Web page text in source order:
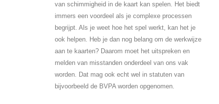
van schimmigheid in de kaart kan spelen. Het biedt
immers een voordeel als je complexe processen
begrijpt. Als je weet hoe het spel werkt, kan het je
ook helpen. Heb je dan nog belang om de werkwijze
aan te kaarten? Daarom moet het uitspreken en
melden van misstanden onderdeel van ons vak
worden. Dat mag ook echt wel in statuten van
bijvoorbeeld de BVPA worden opgenomen.